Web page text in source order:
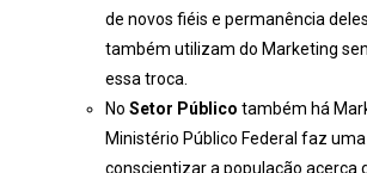
de novos fiéis e permanência
também utilizam do Marketing
essa troca.
No Setor Público também há
Ministério Público Federal faz
conscientizar a população acerca